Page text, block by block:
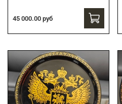
45 000.00 руб